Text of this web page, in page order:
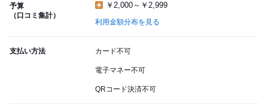
予算
（口コミ集計）
￥2,000～￥2,999
利用金額分布を見る
支払い方法 カード不可
電子マネー不可
QRコード決済不可